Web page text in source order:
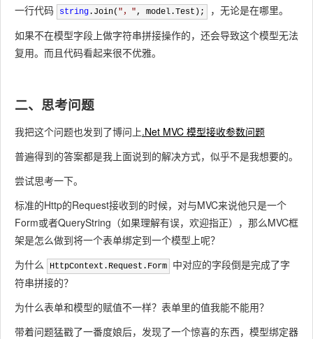
一行代码
string .Join( "， ", model.Test);
，无论是在哪里。
如果不在模型字段上做字符串拼接操作的，还会导致这个模型无法
复用。而且代码看起来很不优雅。
二、思考问题
我把这个问题也发到了博问上.Net MVC 模型接收参数问题
普遍得到的答案都是我上面说到的解决方式，似乎不是我想要的。
尝试思考一下。
标准的Http的Request接收到的时候，对与MVC来说他只是一个
Form或者QueryString（如果理解有误，欢迎指正），那么MVC框
架是怎么做到将一个表单绑定到一个模型上呢？
为什么
HttpContext.Request.Form
中对应的字段倒是完成了字
符串拼接的？
为什么表单和模型的赋值不一样？表单里的值我能不能用？
带着问题猛戳了一番度娘后，发现了一个惊喜的东西，模型绑定器